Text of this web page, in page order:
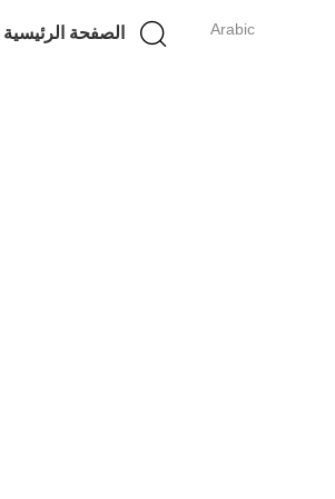
Arabic الصفحة الرئيسية